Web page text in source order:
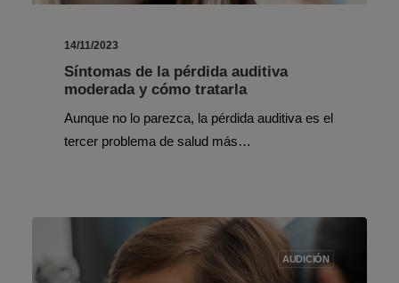
14/11/2023
Síntomas de la pérdida auditiva
moderada y cómo tratarla
Aunque no lo parezca, la pérdida auditiva es el
tercer problema de salud más…
AUDICIÓN